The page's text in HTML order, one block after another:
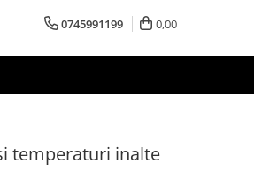
0745991199 0,00
temperaturi inalte